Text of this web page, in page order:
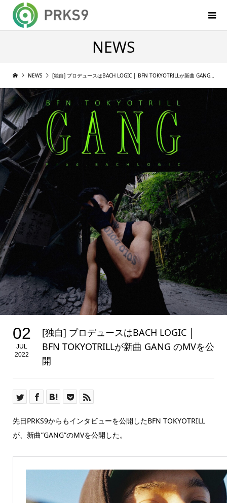
NEWS
NEWS [独自] プロデュースはBACH LOGIC │ BFN TOKYOTRILLが新曲 GANG のMVを公開
02
JUL
2022
[独自] プロデュースはBACH LOGIC │
BFN TOKYOTRILLが新曲 GANG のMVを公
開
先日PRKS9からもインタビューを公開したBFN TOKYOTRILL
が、新曲”GANG”のMVを公開した。